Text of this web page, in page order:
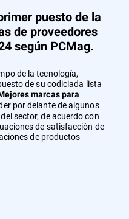
puesto de la
de proveedores
según PCMag.
de la tecnología,
de su codiciada lista
marcas para
por delante de algunos
sector, de acuerdo con
de satisfacción de
de productos